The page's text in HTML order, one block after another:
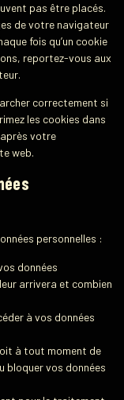
pas être placés.
de votre navigateur
fois qu’un cookie
reportez-vous aux
correctement si
les cookies dans
votre
web.
personnelles :
données
arrivera et combien
à vos données
à tout moment de
bloquer vos données